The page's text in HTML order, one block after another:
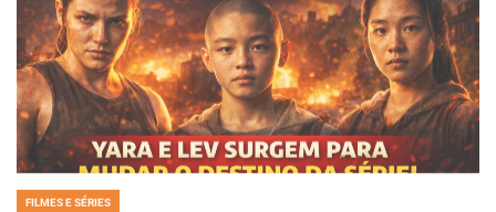
POSTED